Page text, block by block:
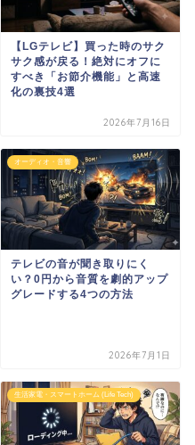
【LGテレビ】買った時のサク
サク感が戻る！絶対にオフに
すべき「お節介機能」と高速
化の裏技4選
2026年7月16日
オーディオ・音響
テレビの音が聞き取りにく
い？0円から音質を劇的アップ
グレードする4つの方法
2026年7月1日
生活家電・スマートホーム (Life Tech)